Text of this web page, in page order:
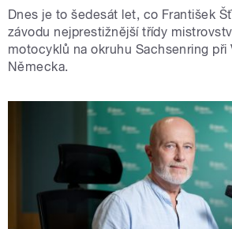
Dnes je to šedesát let, co František
závodu nejprestižnější třídy
motocyklů na okruhu Sachsenring při
Německa.